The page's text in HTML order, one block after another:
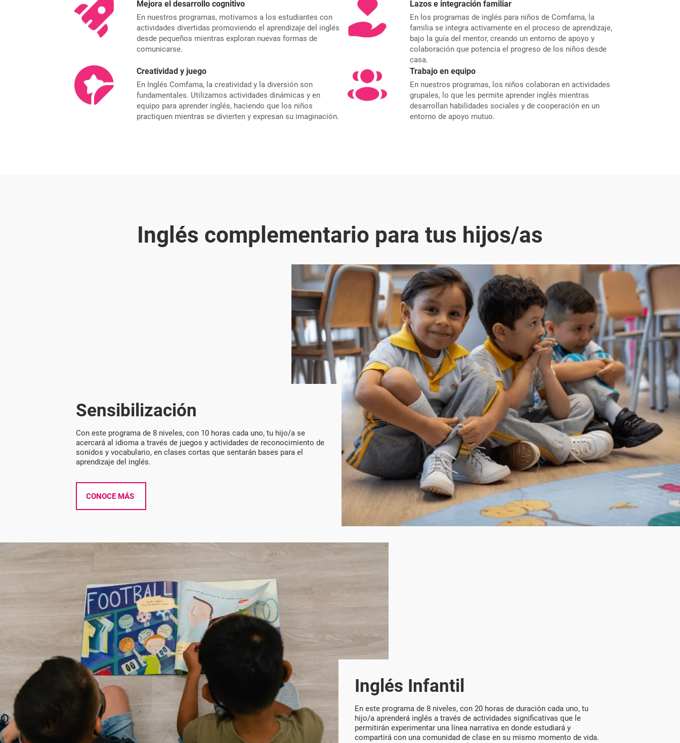
Mejora el desarrollo cognitivo
En nuestros programas, motivamos a los estudiantes con
actividades divertidas promoviendo el aprendizaje del inglés
desde pequeños mientras exploran nuevas formas de
comunicarse.
Lazos e integración familiar
En los programas de inglés para niños de Comfama, la
familia se integra activamente en el proceso de aprendizaje,
bajo la guía del mentor, creando un entorno de apoyo y
colaboración que potencia el progreso de los niños desde
casa.
Creatividad y juego
En Inglés Comfama, la creatividad y la diversión son
fundamentales. Utilizamos actividades dinámicas y en
equipo para aprender inglés, haciendo que los niños
practiquen mientras se divierten y expresan su imaginación.
Trabajo en equipo
En nuestros programas, los niños colaboran en actividades
grupales, lo que les permite aprender inglés mientras
desarrollan habilidades sociales y de cooperación en un
entorno de apoyo mutuo.
Inglés complementario para tus hijos/as
Sensibilización
Con este programa de 8 niveles, con 10 horas cada uno, tu hijo/a se
acercará al idioma a través de juegos y actividades de reconocimiento de
sonidos y vocabulario, en clases cortas que sentarán bases para el
aprendizaje del inglés.
CONOCE MÁS
Inglés Infantil
En este programa de 8 niveles, con 20 horas de duración cada uno, tu
hijo/a aprenderá inglés a través de actividades significativas que le
permitirán experimentar una línea narrativa en donde estudiará y
compartirá con una comunidad de clase en su mismo momento de vida.